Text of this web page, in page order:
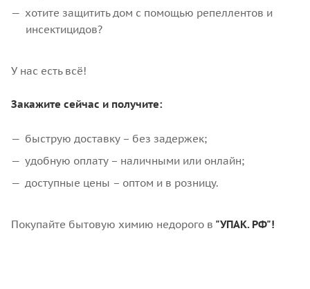
хотите защитить дом с помощью репеллентов и
инсектицидов?
У нас есть всё!
Закажите сейчас и получите:
быструю доставку – без задержек;
удобную оплату – наличными или онлайн;
доступные цены – оптом и в розницу.
Покупайте бытовую химию недорого в "УПАК. РФ"!